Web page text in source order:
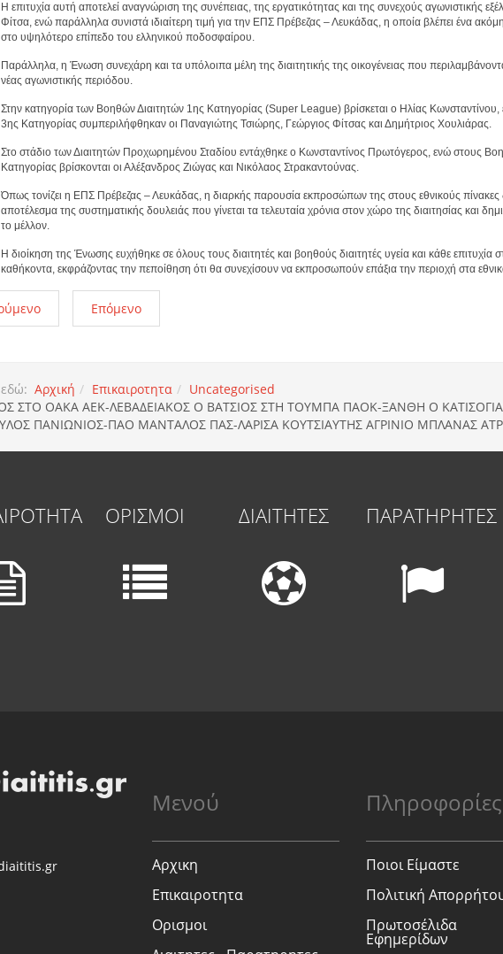
Η επιτυχία αυτή αποτελεί αναγνώριση της συνέπειας, της εργατικότητας και της συνεχούς αγωνιστικής
Φίτσα, ενώ παράλληλα συνιστά ιδιαίτερη τιμή για την ΕΠΣ Πρέβεζας – Λευκάδας, η οποία βλέπει ένα
στο υψηλότερο επίπεδο του ελληνικού ποδοσφαίρου.
Παράλληλα, η Ένωση συνεχάρη και τα υπόλοιπα μέλη της διαιτητικής της οικογένειας που
νέας αγωνιστικής περιόδου.
Στην κατηγορία των Βοηθών Διαιτητών 1ης Κατηγορίας (Super League) βρίσκεται ο Ηλίας Κωνσταντίνου,
3ης Κατηγορίας συμπεριλήφθηκαν οι Παναγιώτης Τσιώρης, Γεώργιος Φίτσας και Δημήτριος Χουλιάρας.
Στο στάδιο των Διαιτητών Προχωρημένου Σταδίου εντάχθηκε ο Κωνσταντίνος Πρωτόγερος, ενώ στους
Κατηγορίας βρίσκονται οι Αλέξανδρος Ζιώγας και Νικόλαος Στρακαντούνας.
Όπως τονίζει η ΕΠΣ Πρέβεζας – Λευκάδας, η διαρκής παρουσία εκπροσώπων της στους εθνικούς πίνακες
αποτέλεσμα της συστηματικής δουλειάς που γίνεται τα τελευταία χρόνια στον χώρο της διαιτησίας και
το μέλλον.
Η διοίκηση της Ένωσης ευχήθηκε σε όλους τους διαιτητές και βοηθούς διαιτητές υγεία και κάθε επιτυχία
καθήκοντα, εκφράζοντας την πεποίθηση ότι θα συνεχίσουν να εκπροσωπούν επάξια την περιοχή στα
Επόμενο
Αρχική Επικαιροτητα
Uncategorised
ΣΤΟ ΟΑΚΑ ΑΕΚ-ΛΕΒΑΔΕΙΑΚΟΣ Ο ΒΑΤΣΙΟΣ ΣΤΗ ΤΟΥΜΠΑ ΠΑΟΚ-ΞΑΝΘΗ Ο
ΠΑΝΙΩΝΙΟΣ-ΠΑΟ ΜΑΝΤΑΛΟΣ ΠΑΣ-ΛΑΡΙΣΑ ΚΟΥΤΣΙΑΥΤΗΣ ΑΓΡΙΝΙΟ ΜΠΛΑΝΑΣ
ΟΡΙΣΜΟΙ ΔΙΑΙΤΗΤΕΣ ΠΑΡΑΤΗΡΗΤΕΣ
Μενού
Αρχικη
Επικαιροτητα
Ορισμοι
Πληροφορίες
Ποιοι Είμαστε
Πολιτική
Πρωτοσέλιδα
Εφημερίδων